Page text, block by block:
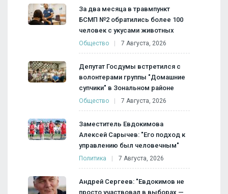
За два месяца в травмпункт
БСМП №2 обратились более 100
человек с укусами животных
Общество 7 Августа, 2026
Депутат Госдумы встретился с
волонтерами группы "Домашние
супчики" в Зональном районе
Общество 7 Августа, 2026
Заместитель Евдокимова
Алексей Сарычев: "Его подход к
управлению был человечным"
Политика 7 Августа, 2026
Андрей Сергеев: "Евдокимов не
просто участвовал в выборах —